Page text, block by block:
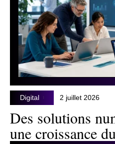
Digital 2 juillet 2026
Des solutions
une croissance